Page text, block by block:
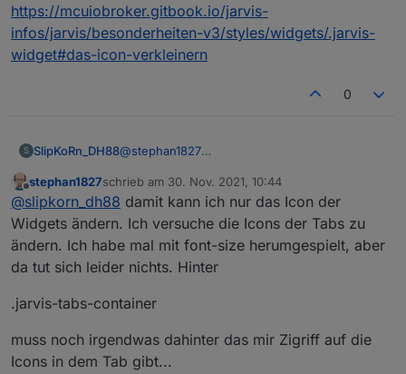
https://mcuiobroker.gitbook.io/jarvis-
infos/jarvis/besonderheiten-v3/styles/widgets/.jarvis-
widget#das-icon-verkleinern
0
S SlipKoRn_DH88@stephan1827
weiter:
https://mcuiobroker.gitbook.io/jarvis-
infos/jarvis/besonderheiten-
v3/styles/widgets/.jarvis-widget#das-icon-
verkleinern
Offline
stephan1827schrieb am 30. Nov. 2021, 10:44
zuletzt editiert von
@slipkorn_dh88 damit kann ich nur das Icon der
Widgets ändern. Ich versuche die Icons der Tabs zu
ändern. Ich habe mal mit font-size herumgespielt, aber
da tut sich leider nichts. Hinter
.jarvis-tabs-container
muss noch irgendwas dahinter das mir Zigriff auf die
Icons in dem Tab gibt...